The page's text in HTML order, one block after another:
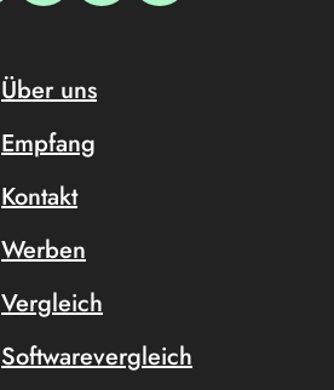
Über uns
Empfang
Kontakt
Werben
Vergleich
Softwarevergleich